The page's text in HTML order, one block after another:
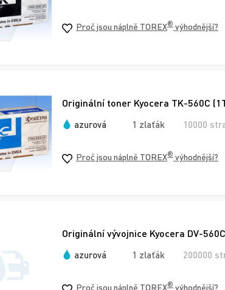
Proč jsou náplně TOREX® výhodnější?
Originální toner Kyocera TK-560C
azurová 1 zlaťák 10000
Proč jsou náplně TOREX® výhodnější?
Originální vývojnice Kyocera DV-
azurová 1 zlaťák 200000
Proč jsou náplně TOREX® výhodnější?